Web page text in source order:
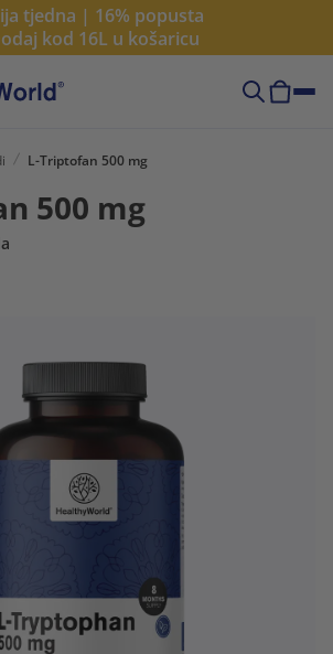
tjedna | 16% popusta
kod 16L u košaricu
L-Triptofan 500 mg
500 mg